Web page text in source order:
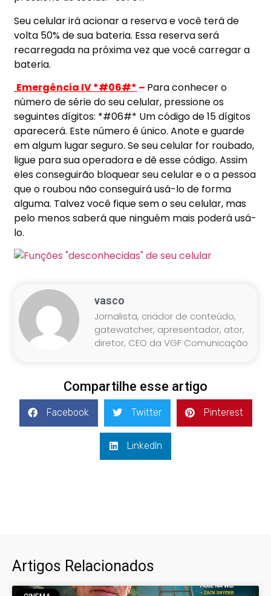
Seu celular irá acionar a reserva e você terá de
volta 50% de sua bateria. Essa reserva será
recarregada na próxima vez que você carregar a
bateria.
Emergência IV *#06#* – Para conhecer o
número de série do seu celular, pressione os
seguintes dígitos: *#06#* Um código de 15 dígitos
aparecerá. Este número é único. Anote e guarde
em algum lugar seguro. Se seu celular for roubado,
ligue para sua operadora e dê esse código. Assim
eles conseguirão bloquear seu celular e o a pessoa
que o roubou não conseguirá usá-lo de forma
alguma. Talvez você fique sem o seu celular, mas
pelo menos saberá que ninguém mais poderá usá-
lo.
vasco
Jornalista, criador de conteúdo,
gatewatcher, apresentador, ator,
diretor, CEO da VGF Comunicação
Compartilhe esse artigo
Facebook Twitter Pinterest
LinkedIn
Artigos Relacionados